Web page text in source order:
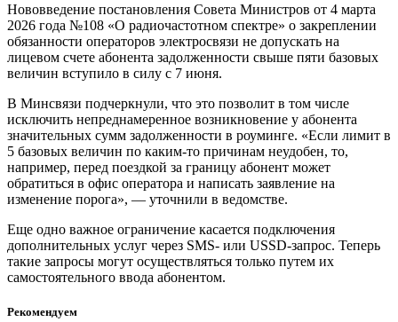
Нововведение постановления Совета Министров от 4 марта
2026 года №108 «О радиочастотном спектре» о закреплении
обязанности операторов электросвязи не допускать на
лицевом счете абонента задолженности свыше пяти базовых
величин вступило в силу с 7 июня.
В Минсвязи подчеркнули, что это позволит в том числе
исключить непреднамеренное возникновение у абонента
значительных сумм задолженности в роуминге. «Если лимит в
5 базовых величин по каким-то причинам неудобен, то,
например, перед поездкой за границу абонент может
обратиться в офис оператора и написать заявление на
изменение порога», — уточнили в ведомстве.
Еще одно важное ограничение касается подключения
дополнительных услуг через SMS- или USSD-запрос. Теперь
такие запросы могут осуществляться только путем их
самостоятельного ввода абонентом.
Рекомендуем